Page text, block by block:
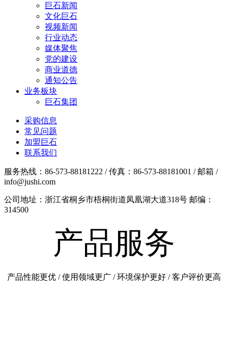
巨石新闻
文化巨石
视频新闻
行业动态
媒体聚焦
党的建设
商业道德
通知公告
业务板块
巨石集团
采购信息
常见问题
加盟巨石
联系我们
服务热线：86-573-88181222 / 传真：86-573-88181001 / 邮箱 /
info@jushi.com
公司地址：浙江省桐乡市梧桐街道凤凰湖大道318号 邮编：
314500
产品服务
产品性能更优 / 使用领域更广 / 环境保护更好 / 客户评价更高